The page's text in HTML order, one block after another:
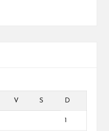
V S D
1